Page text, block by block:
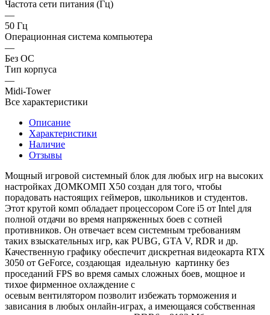
Частота сети питания (Гц)
—
50 Гц
Операционная система компьютера
—
Без ОС
Тип корпуса
—
Midi-Tower
Все характеристики
Описание
Характеристики
Наличие
Отзывы
Мощный игровой системный блок для любых игр на высоких
настройках ДОМКОМП Х50 создан для того, чтобы
порадовать настоящих геймеров, школьников и студентов.
Этот крутой комп обладает процессором Core i5 от Intel для
полной отдачи во время напряженных боев с сотней
противников. Он отвечает всем системным требованиям
таких взыскательных игр, как PUBG, GTA V, RDR и др.
Качественную графику обеспечит дискретная видеокарта RTX
3050 от GeForce, создающая идеальную картинку без
проседаний FPS во время самых сложных боев, мощное и
тихое фирменное охлаждение с
осевым вентилятором позволит избежать торможения и
зависания в любых онлайн-играх, а имеющаяся собственная